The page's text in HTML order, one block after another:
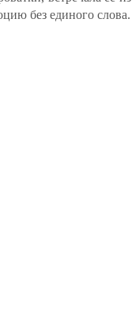
без единого слова.